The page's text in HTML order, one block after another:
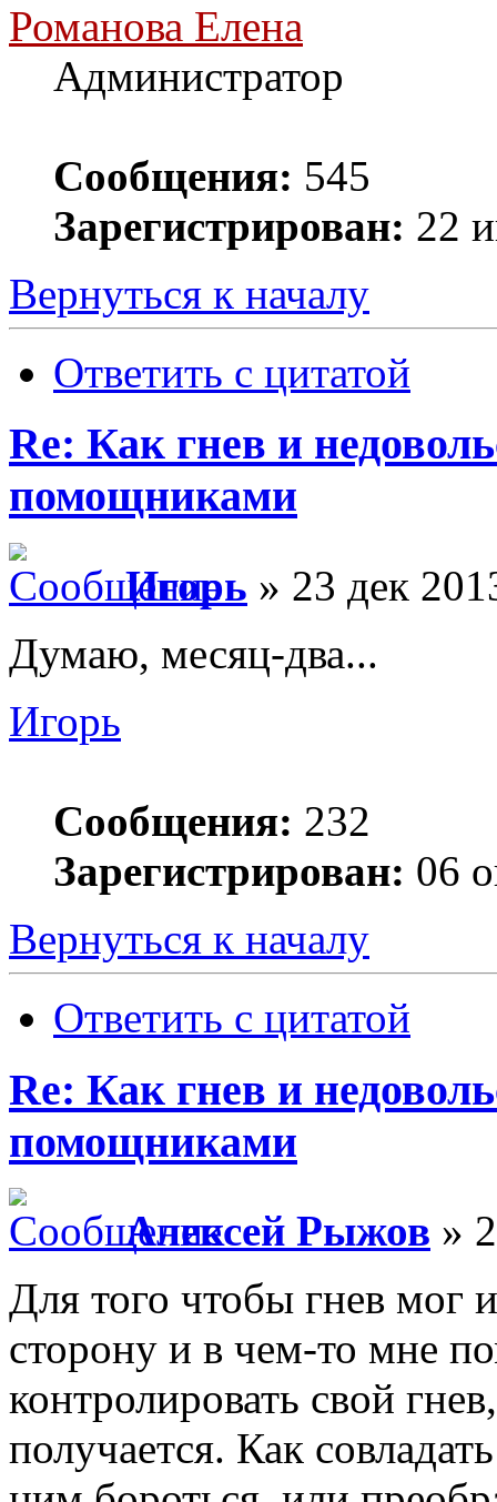
Романова Елена
Администратор
Сообщения: 545
Зарегистрирован: 22
Вернуться к началу
Ответить с цитатой
Re: Как гнев и
помощниками
Игорь » 23 дек
Думаю, месяц-два...
Игорь
Сообщения: 232
Зарегистрирован: 06
Вернуться к началу
Ответить с цитатой
Re: Как гнев и
помощниками
Алексей Рыжов »
Для того чтобы гнев
сторону и в чем-то мне
контролировать свой
получается. Как